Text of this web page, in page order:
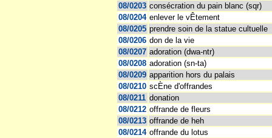
08/0203 consécration du pain blanc (sqr)
08/0204 enlever le vÊtement
08/0205 prendre soin de la statue cultuelle
08/0206 don de la vie
08/0207 adoration (dwa-ntr)
08/0208 adoration (sn-ta)
08/0209 apparition hors du palais
08/0210 scÈne d'offrandes
08/0211 donation
08/0212 offrande de fleurs
08/0213 offrande de heh
08/0214 offrande du lotus